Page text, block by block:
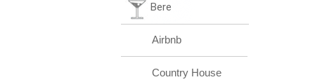
Bere
Airbnb
Country House